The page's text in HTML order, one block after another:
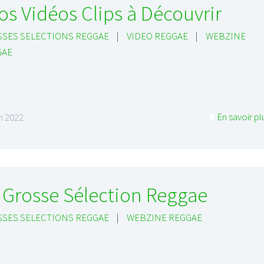
Vidéos Clips à Découvrir
SELECTIONS REGGAE | VIDEO REGGAE |
WEBZINE
2022 En savoir
Sélection Reggae
SELECTIONS REGGAE | WEBZINE REGGAE
Riffifi 2025 !!!